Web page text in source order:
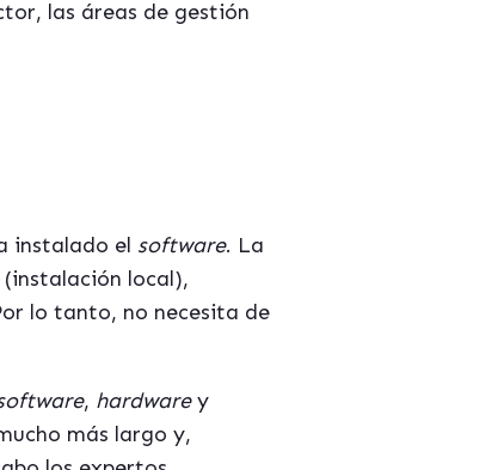
las áreas de gestión
instalado el software. La
local),
lo tanto, no necesita de
, hardwarey
más largo y,